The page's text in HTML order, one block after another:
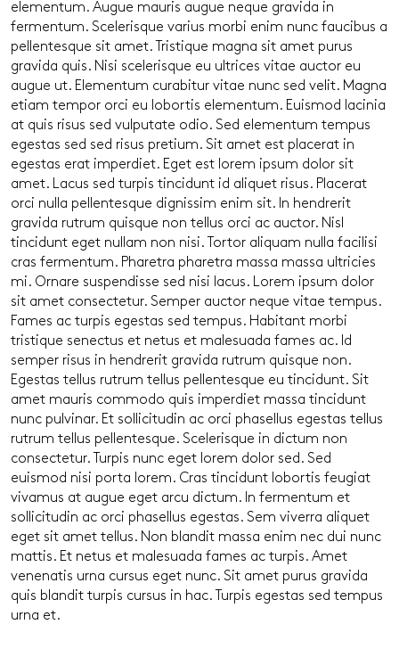
elementum. Augue mauris augue neque gravida in
fermentum. Scelerisque varius morbi enim nunc faucibus a
pellentesque sit amet. Tristique magna sit amet purus
gravida quis. Nisi scelerisque eu ultrices vitae auctor eu
augue ut. Elementum curabitur vitae nunc sed velit. Magna
etiam tempor orci eu lobortis elementum. Euismod lacinia
at quis risus sed vulputate odio. Sed elementum tempus
egestas sed sed risus pretium. Sit amet est placerat in
egestas erat imperdiet. Eget est lorem ipsum dolor sit
amet. Lacus sed turpis tincidunt id aliquet risus. Placerat
orci nulla pellentesque dignissim enim sit. In hendrerit
gravida rutrum quisque non tellus orci ac auctor. Nisl
tincidunt eget nullam non nisi. Tortor aliquam nulla facilisi
cras fermentum. Pharetra pharetra massa massa ultricies
mi. Ornare suspendisse sed nisi lacus. Lorem ipsum dolor
sit amet consectetur. Semper auctor neque vitae tempus.
Fames ac turpis egestas sed tempus. Habitant morbi
tristique senectus et netus et malesuada fames ac. Id
semper risus in hendrerit gravida rutrum quisque non.
Egestas tellus rutrum tellus pellentesque eu tincidunt. Sit
amet mauris commodo quis imperdiet massa tincidunt
nunc pulvinar. Et sollicitudin ac orci phasellus egestas tellus
rutrum tellus pellentesque. Scelerisque in dictum non
consectetur. Turpis nunc eget lorem dolor sed. Sed
euismod nisi porta lorem. Cras tincidunt lobortis feugiat
vivamus at augue eget arcu dictum. In fermentum et
sollicitudin ac orci phasellus egestas. Sem viverra aliquet
eget sit amet tellus. Non blandit massa enim nec dui nunc
mattis. Et netus et malesuada fames ac turpis. Amet
venenatis urna cursus eget nunc. Sit amet purus gravida
quis blandit turpis cursus in hac. Turpis egestas sed tempus
urna et.